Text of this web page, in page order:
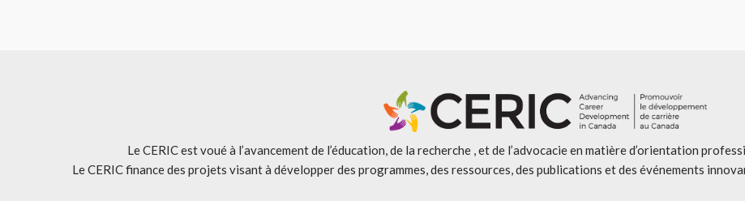
Le CERIC est voué à l’avancement de l’éducation, de la recherche , et de l’advocacie en matière d’orientation
Le CERIC finance des projets visant à développer des programmes, des ressources, des publications et des événements